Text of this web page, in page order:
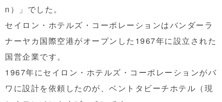
n）」でした。
セイロン・ホテルズ・コーポレーションはバンダーラ
ナーヤカ国際空港がオープンした1967年に設立された
国営企業です。
1967年にセイロン・ホテルズ・コーポレーションがバ
ワに設計を依頼したのが、ベントタビーチホテル（現